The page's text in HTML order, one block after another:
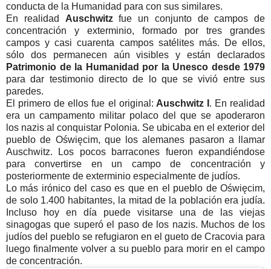
conducta de la Humanidad para con sus similares.
En realidad Auschwitzfue un conjunto de campos de
concentración y exterminio, formado por tres grandes
campos y casi cuarenta campos satélites más. De ellos,
sólo dos permanecen aún visibles y están declarados
Patrimonio de la Humanidad por la Unesco desde 1979
para dar testimonio directo de lo que se vivió entre sus
paredes.
El primero de ellos fue el original: Auschwitz I . En realidad
era un campamento militar polaco del que se apoderaron
los nazis al conquistar Polonia. Se ubicaba en el exterior del
pueblo de Oświęcim, que los alemanes pasaron a llamar
Auschwitz. Los pocos barracones fueron expandiéndose
para convertirse en un campo de concentración y
posteriormente de exterminio especialmente de judíos.
Lo más irónico del caso es que en el pueblo de Oświęcim,
de solo 1.400 habitantes, la mitad de la población era judía.
Incluso hoy en día puede visitarse una de las viejas
sinagogas que superó el paso de los nazis. Muchos de los
judíos del pueblo se refugiaron en el gueto de Cracovia para
luego finalmente volver a su pueblo para morir en el campo
de concentración.